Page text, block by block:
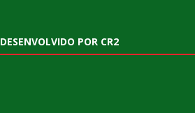
DESENVOLVIDO POR CR2